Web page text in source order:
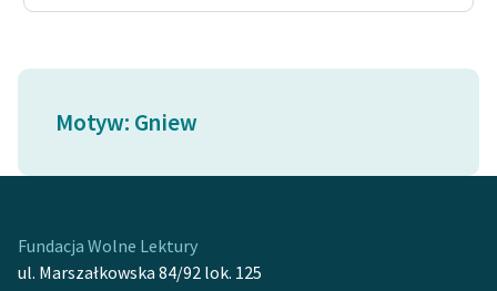
feministycznej
Ręce pełne poezji
Kolekcje edukacyjne
lektur szkolnych oraz
Starego Testamentu
Motyw: Gniew
Fundacja Wolne Lektury
ul. Marszałkowska 84/92 lok. 125